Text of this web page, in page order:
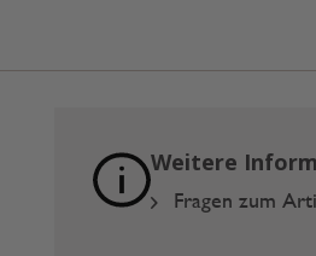
Weitere
Fragen zum